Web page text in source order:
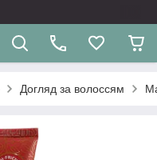
Догляд за волоссям